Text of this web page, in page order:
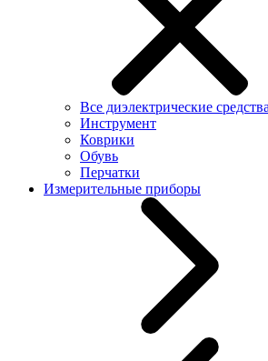
Все диэлектрические средства
Инструмент
Коврики
Обувь
Перчатки
Измерительные приборы